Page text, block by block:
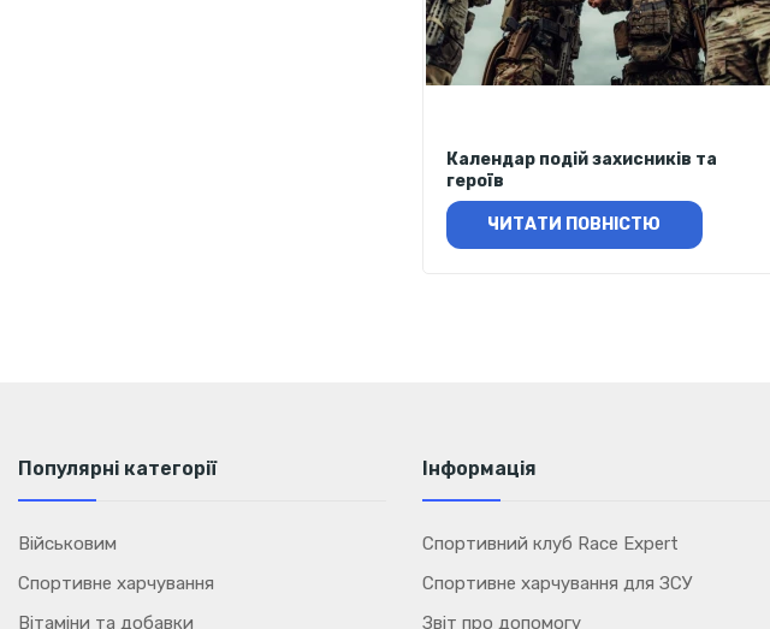
Календар подій захисників та
героїв
ЧИТАТИ ПОВНІСТЮ
Популярні категорії
Військовим
Спортивне харчування
Вітаміни та добавки
Інформація
Спортивний клуб Race Expert
Спортивне харчування для ЗСУ
Звіт про допомогу